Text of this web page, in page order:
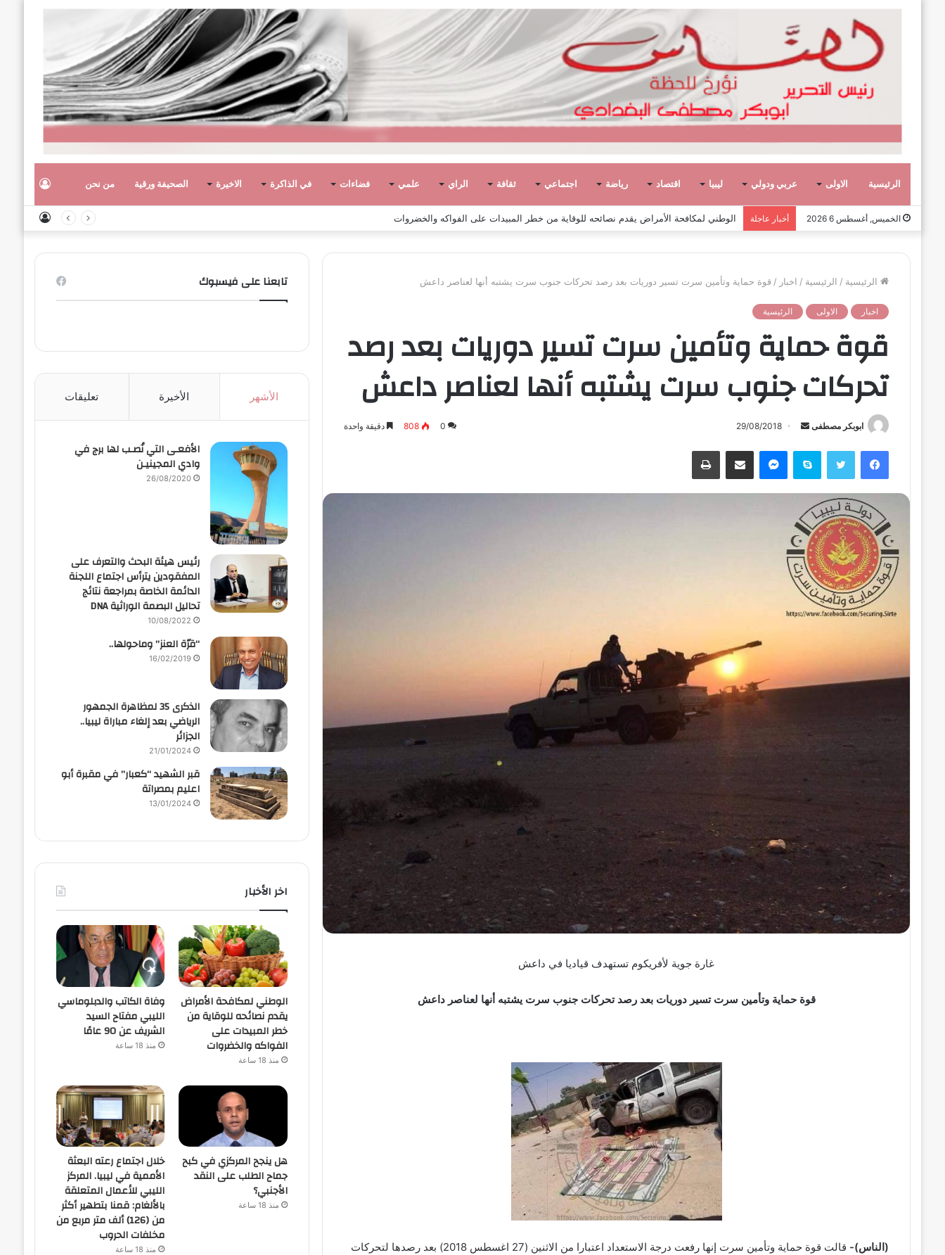
الرئيسية الاولى عربي ودولي ليبيا اقتصاد رياضة اجتماعي ثقافة الراي علمي فضاءات في الذاكرة الاخيرة الصحيفة ورقية من نحن
الخميس, أغسطس 6 2026 أخبار عاجلة وفاة الكاتب والدبلوماسي الليبي مفتاح السيد الشريف عن 90 عامًا
الرئيسية / الرئيسية / اخبار / قوة حماية وتأمين سرت تسير دوريات بعد رصد تحركات جنوب سرت يشتبه أنها لعناصر داعش
اخبار الاولى الرئيسية
قوة حماية وتأمين سرت تسير دوريات بعد رصد
تحركات جنوب سرت يشتبه أنها لعناصر داعش
ابوبكر مصطفى
أ
ب
ي
د
ا
إ
ل
ك
ن
29/08/2018
0
808 دقيقة واحدة
فيسبوك تويتر سكايب ماسنجر مشاركة عبر البريد طباعة
غارة جوية لأفريكوم تستهدف قياديا في داعش
قوة حماية وتأمين سرت تسير دوريات بعد رصد تحركات جنوب سرت يشتبه أنها لعناصر داعش
(الناس)-
قالت قوة حماية وتأمين سرت إنها رفعت درجة الاستعداد اعتبارا من الاثنين (27 اغسطس 2018) بعد رصدها لتحركات
تابعنا على فيسبوك
الأشهر الأخيرة تعليقات
الأفعـى التي نُصـب لها برج في
وادي المجينيـن
26/08/2020
رئيس هيئة البحث والتعرف على
المفقودين يترأس اجتماع اللجنة
الدائمة الخاصة بمراجعة نتائج
تحاليل البصمة الوراثية DNA
10/08/2022
“قرّة العنز” وماحولها..
16/02/2019
الذكرى 35 لمظاهرة الجمهور
الرياضي بعد إلغاء مباراة ليبيا..
الجزائر
21/01/2024
قبر الشهيد “كعبار” في مقبرة أبو
اعليم بمصراتة
13/01/2024
اخر الأخبار
الوطني لمكافحة الأمراض
يقدم نصائحه للوقاية من
خطر المبيدات على
الفواكه والخضروات
منذ 18 ساعة
وفاة الكاتب والدبلوماسي
الليبي مفتاح السيد
الشريف عن 90 عامًا
منذ 18 ساعة
هل ينجح المركزي في كبح
جماح الطلب على النقد
الأجنبي؟
منذ 18 ساعة
خلال اجتماع رعته البعثة
الأممية في ليبيا. المركز
الليبي للأعمال المتعلقة
بالألغام: قمنا بتطهير أكثر
من (126) ألف متر مربع من
مخلفات الحروب
منذ 18 ساعة